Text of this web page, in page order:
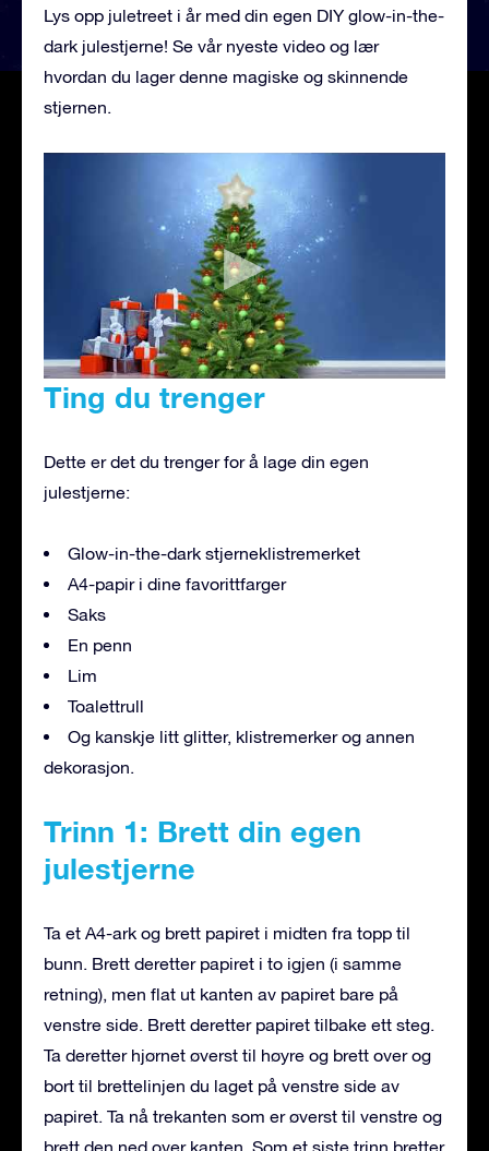
Lys opp juletreet i år med din egen DIY glow-in-the-
dark julestjerne! Se vår nyeste video og lær
hvordan du lager denne magiske og skinnende
stjernen.
Ting du trenger
Dette er det du trenger for å lage din egen
julestjerne:
Glow-in-the-dark stjerneklistremerket
A4-papir i dine favorittfarger
Saks
En penn
Lim
Toalettrull
Og kanskje litt glitter, klistremerker og annen
dekorasjon.
Trinn 1: Brett din egen
julestjerne
Ta et A4-ark og brett papiret i midten fra topp til
bunn. Brett deretter papiret i to igjen (i samme
retning), men flat ut kanten av papiret bare på
venstre side. Brett deretter papiret tilbake ett steg.
Ta deretter hjørnet øverst til høyre og brett over og
bort til brettelinjen du laget på venstre side av
papiret. Ta nå trekanten som er øverst til venstre og
brett den ned over kanten. Som et siste trinn bretter